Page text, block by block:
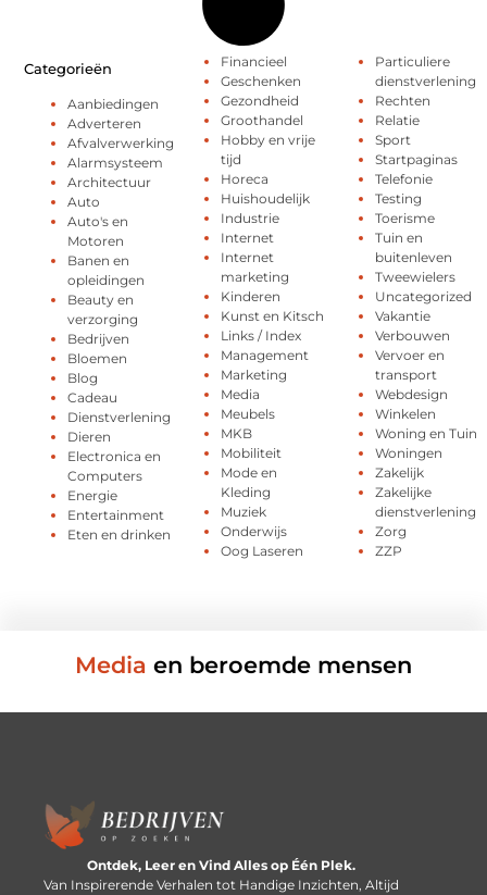
Categorieën
Aanbiedingen
Adverteren
Afvalverwerking
Alarmsysteem
Architectuur
Auto
Auto's en
Motoren
Banen en
opleidingen
Beauty en
verzorging
Bedrijven
Bloemen
Blog
Cadeau
Dienstverlening
Dieren
Electronica en
Computers
Energie
Entertainment
Eten en drinken
Financieel
Geschenken
Gezondheid
Groothandel
Hobby en vrije
tijd
Horeca
Huishoudelijk
Industrie
Internet
Internet
marketing
Kinderen
Kunst en Kitsch
Links / Index
Management
Marketing
Media
Meubels
MKB
Mobiliteit
Mode en
Kleding
Muziek
Onderwijs
Oog Laseren
Particuliere
dienstverlening
Rechten
Relatie
Sport
Startpaginas
Telefonie
Testing
Toerisme
Tuin en
buitenleven
Tweewielers
Uncategorized
Vakantie
Verbouwen
Vervoer en
transport
Webdesign
Winkelen
Woning en Tuin
Woningen
Zakelijk
Zakelijke
dienstverlening
Zorg
ZZP
Media en beroemde mensen
Ontdek, Leer en Vind Alles op Één Plek.
Van Inspirerende Verhalen tot Handige Inzichten, Altijd